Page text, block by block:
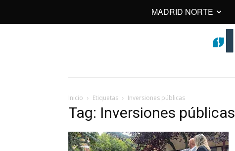
MADRID NORTE
Inicio Etiquetas Inversiones públicas
Tag: Inversiones públicas